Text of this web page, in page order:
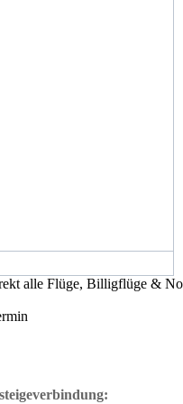
alle Flüge, Billigflüge &